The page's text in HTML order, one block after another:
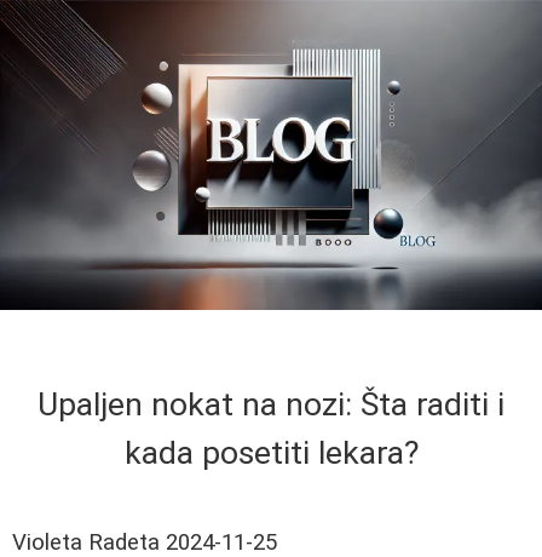
Upaljen nokat na nozi: Šta raditi i
kada posetiti lekara?
Violeta Radeta 2024-11-25